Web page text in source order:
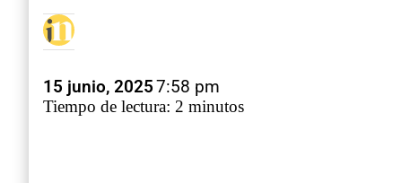
15 junio, 20257:58 pm
Tiempo de lectura: 2 minutos